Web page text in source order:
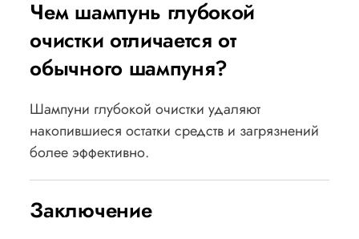
Чем шампунь глубокой
очистки отличается от
обычного шампуня?
Шампуни глубокой очистки удаляют
накопившиеся остатки средств и загрязнений
более эффективно.
Заключение